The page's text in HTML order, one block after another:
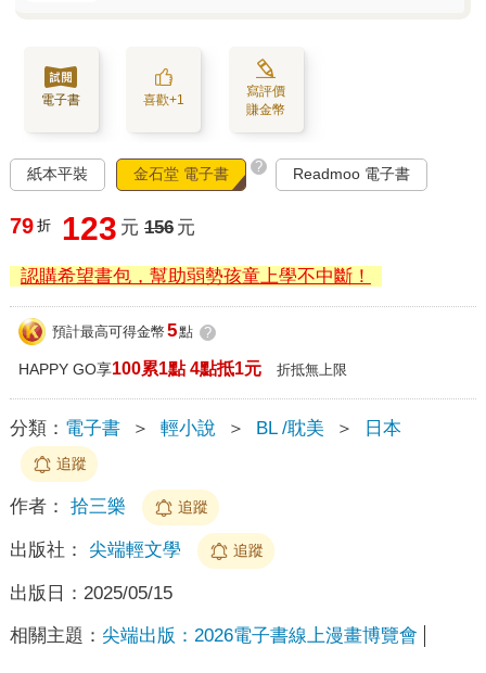
電子書 喜歡+1
寫評價
賺金幣
紙本平裝 金石堂 電子書 ? Readmoo 電子書
79 折 123 元 156 元
認購希望書包，幫助弱勢孩童上學不中斷！
預計最高可得金幣 5點 ?
HAPPY GO享100累1點 4點抵1元 折抵無上限
分類： 電子書 ＞ 輕小說 ＞ BL /耽美 ＞ 日本
追蹤
作者： 拾三樂 追蹤
出版社： 尖端輕文學 追蹤
出版日： 2025/05/15
相關主題： 尖端出版：2026電子書線上漫畫博覽會